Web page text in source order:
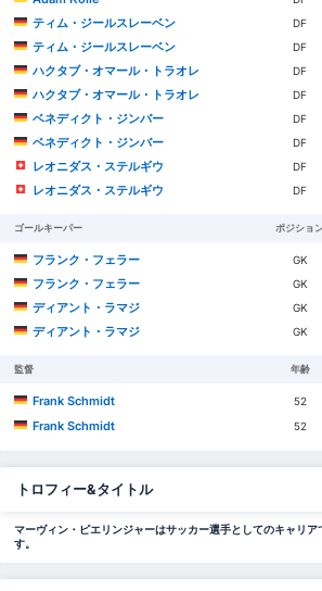
ティム・ジールスレーベン
DF
ティム・ジールスレーベン
DF
ハクタブ・オマール・トラオレ
DF
ハクタブ・オマール・トラオレ
DF
ベネディクト・ジンバー
DF
ベネディクト・ジンバー
DF
レオニダス・ステルギウ
DF
レオニダス・ステルギウ
DF
ゴールキーパー ポジショ
フランク・フェラー GK
フランク・フェラー
GK
ディアント・ラマジ
GK
ディアント・ラマジ
GK
監督 年齢
Frank Schmidt 52
Frank Schmidt 52
トロフィー&タイトル
マーヴィン・ピエリンジャーはサッカー選手としてのキャリ
す。